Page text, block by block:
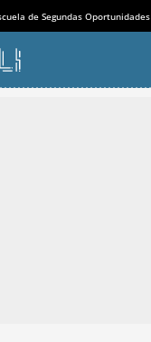
de Segundas Oportunidades